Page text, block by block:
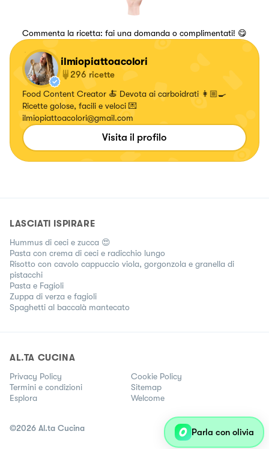
Commenta la ricetta: fai una domanda o complimentati! 😋
ilmiopiattoacolori
296 ricette
Food Content Creator 🍝 Devota ai carboidrati 👩🏼‍🍳
Ricette golose, facili e veloci 💌
ilmiopiattoacolori@gmail.com
Visita il profilo
LASCIATI ISPIRARE
Hummus di ceci e zucca 😍
Pasta con crema di ceci e radicchio lungo
Risotto con cavolo cappuccio viola, gorgonzola e granella di
pistacchi
Pasta e Fagioli
Zuppa di verza e fagioli
Spaghetti al baccalà mantecato
AL.TA CUCINA
Privacy Policy
Cookie Policy
Termini e condizioni
Sitemap
Esplora
Welcome
©2026 Al.ta Cucina Parla con olivia